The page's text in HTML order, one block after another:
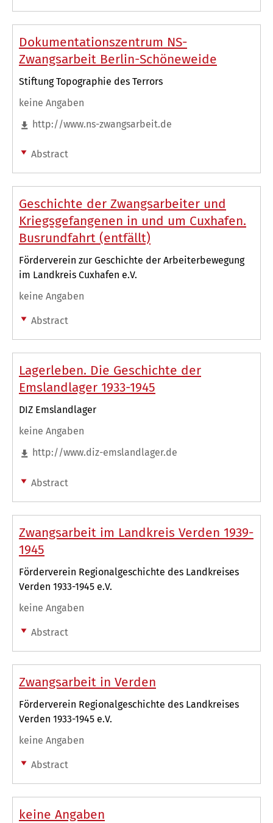
Dokumentationszentrum NS-
Zwangsarbeit Berlin-Schöneweide
Stiftung Topographie des Terrors
keine Angaben
http://www.ns-zwangsarbeit.de
Abstract
Geschichte der Zwangsarbeiter und
Kriegsgefangenen in und um Cuxhafen.
Busrundfahrt (entfällt)
Förderverein zur Geschichte der Arbeiterbewegung
im Landkreis Cuxhafen e.V.
keine Angaben
Abstract
Lagerleben. Die Geschichte der
Emslandlager 1933-1945
DIZ Emslandlager
keine Angaben
http://www.diz-emslandlager.de
Abstract
Zwangsarbeit im Landkreis Verden 1939-
1945
Förderverein Regionalgeschichte des Landkreises
Verden 1933-1945 e.V.
keine Angaben
Abstract
Zwangsarbeit in Verden
Förderverein Regionalgeschichte des Landkreises
Verden 1933-1945 e.V.
keine Angaben
Abstract
keine Angaben